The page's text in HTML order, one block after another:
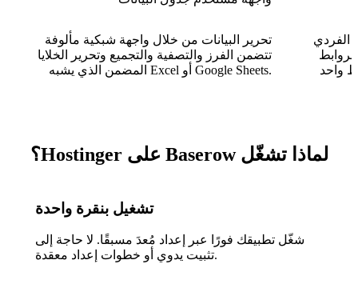
تحرير البيانات من خلال واجهة شبكية مألوفة
تتضمن الفرز والتصفية والتجميع وتحرير الخلايا
المضمن الذي يشبه Excel أو Google Sheets.
الفردي
لماذا تشغّل Baserow على Hostinger؟
تشغيل بنقرة واحدة
شغّل تطبيقك فورًا عبر إعداد مُعدَ مسبقًا. لا حاجة إلى
تثبيت يدوي أو خطوات إعداد معقدة.